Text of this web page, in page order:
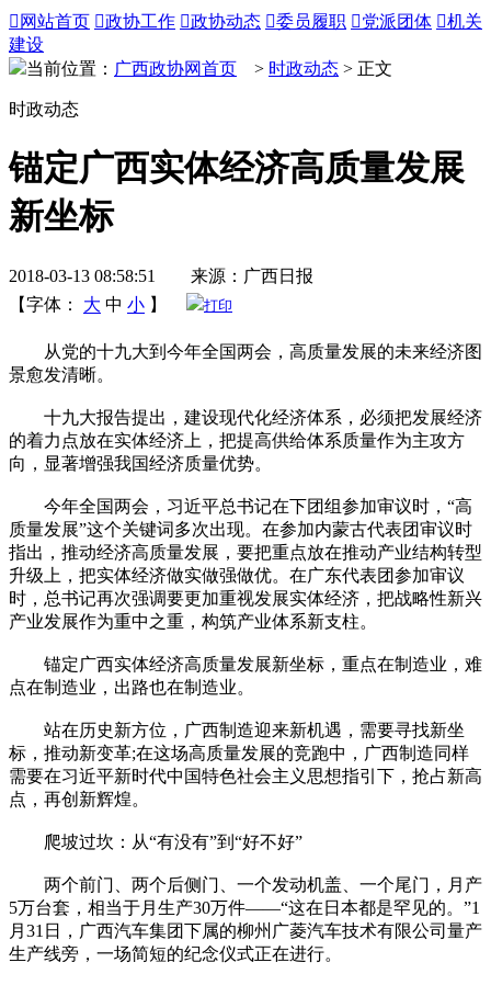
 网站首页 政协工作 政协动态 委员履职 党派团体 机关
建设
当前位置： 广西政协网首页 > 时政动态 > 正文
时政动态
锚定广西实体经济高质量发展
新坐标
2018-03-13 08:58:51 来源：广西日报
【字体：
大 中 小 】 打印
从党的十九大到今年全国两会，高质量发展的未来经济图
景愈发清晰。
十九大报告提出，建设现代化经济体系，必须把发展经济
的着力点放在实体经济上，把提高供给体系质量作为主攻方
向，显著增强我国经济质量优势。
今年全国两会，习近平总书记在下团组参加审议时，“高
质量发展”这个关键词多次出现。在参加内蒙古代表团审议时
指出，推动经济高质量发展，要把重点放在推动产业结构转型
升级上，把实体经济做实做强做优。在广东代表团参加审议
时，总书记再次强调要更加重视发展实体经济，把战略性新兴
产业发展作为重中之重，构筑产业体系新支柱。
锚定广西实体经济高质量发展新坐标，重点在制造业，难
点在制造业，出路也在制造业。
站在历史新方位，广西制造迎来新机遇，需要寻找新坐
标，推动新变革;在这场高质量发展的竞跑中，广西制造同样
需要在习近平新时代中国特色社会主义思想指引下，抢占新高
点，再创新辉煌。
爬坡过坎：从“有没有”到“好不好”
两个前门、两个后侧门、一个发动机盖、一个尾门，月产
5万台套，相当于月生产30万件——“这在日本都是罕见的。”1
月31日，广西汽车集团下属的柳州广菱汽车技术有限公司量产
生产线旁，一场简短的纪念仪式正在进行。